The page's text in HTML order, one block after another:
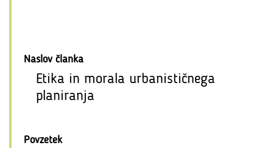
Naslov članka
Etika in morala urbanističnega
planiranja
Povzetek